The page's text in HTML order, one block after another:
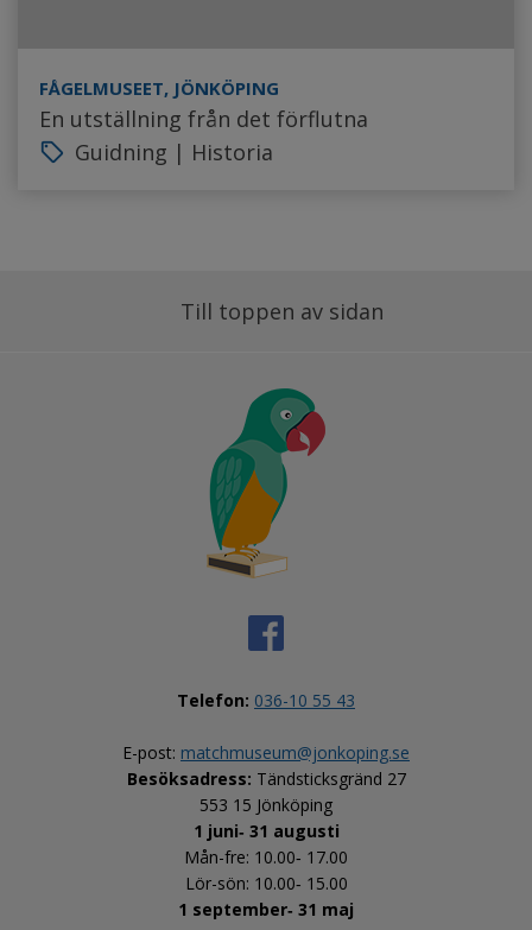
FÅGELMUSEET, JÖNKÖPING
En utställning från det förflutna
local_offer Guidning | Historia
Till toppen av sidan
Telefon: 036-10 55 43
E-post: matchmuseum@jonkoping.se
Besöksadress: Tändsticksgränd 27
553 15 Jönköping
1 juni‑ 31 augusti
Mån-fre: 10.00‑ 17.00
Lör-sön: 10.00‑ 15.00
1 september‑ 31 maj